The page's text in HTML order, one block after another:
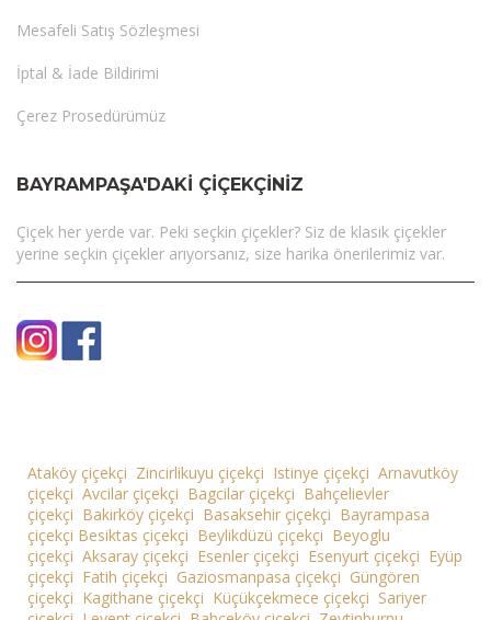
Mesafeli Satış Sözleşmesi
İptal & İade Bildirimi
Çerez Prosedürümüz
BAYRAMPAŞA'DAKI ÇIÇEKÇINIZ
Çiçek her yerde var. Peki seçkin çiçekler? Siz de klasik çiçekler
yerine seçkin çiçekler arıyorsanız, size harika önerilerimiz var.
Ataköy çiçekçi Zincirlikuyu çiçekçi Istinye çiçekçi Arnavutköy
çiçekçi Avcilar çiçekçi Bagcilar çiçekçi Bahçelievler
çiçekçi Bakirköy çiçekçi Basaksehir çiçekçi Bayrampasa
çiçekçi Besiktas çiçekçi Beylikdüzü çiçekçi Beyoglu
çiçekçi Aksaray çiçekçi Esenler çiçekçi Esenyurt çiçekçi Eyüp
çiçekçi Fatih çiçekçi Gaziosmanpasa çiçekçi Güngören
çiçekçi Kagithane çiçekçi Küçükçekmece çiçekçi Sariyer